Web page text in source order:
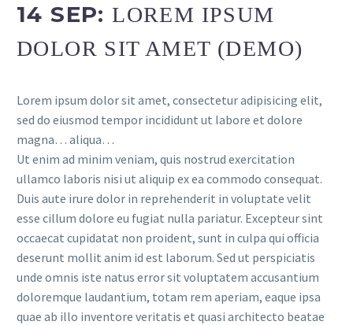
14 SEP:LOREM IPSUM
DOLOR SIT AMET (DEMO)
Lorem ipsum dolor sit amet, consectetur adipisicing elit,
sed do eiusmod tempor incididunt ut labore et dolore
magna… aliqua…
Ut enim ad minim veniam, quis nostrud exercitation
ullamco laboris nisi ut aliquip ex ea commodo consequat.
Duis aute irure dolor in reprehenderit in voluptate velit
esse cillum dolore eu fugiat nulla pariatur. Excepteur sint
occaecat cupidatat non proident, sunt in culpa qui officia
deserunt mollit anim id est laborum. Sed ut perspiciatis
unde omnis iste natus error sit voluptatem accusantium
doloremque laudantium, totam rem aperiam, eaque ipsa
quae ab illo inventore veritatis et quasi architecto beatae